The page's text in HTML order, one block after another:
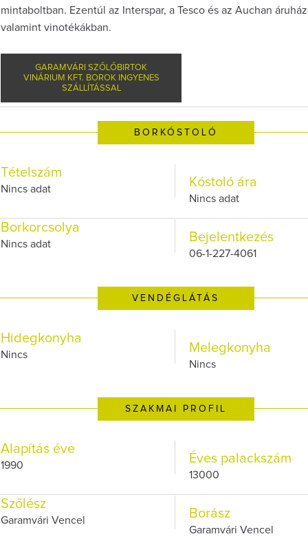
mintaboltban. Ezentúl az Interspar, a Tesco és az Auchan
valamint vinotékákban.
GARAMVÁRI SZŐLŐBIRTOK
VINÁRIUM KFT. BOROK INGYENES
SZÁLLÍTÁSSAL
BORKÓSTOLÓ
Tételszám
Nincs adat Kóstoló ára
Nincs adat
Borkorcsolya
Nincs adat Bejelentkezés
06-1-227-4061
VENDÉGLÁTÁS
Hidegkonyha
Nincs Melegkonyha
Nincs
SZAKMAI PROFIL
Alapítás éve
1990 Éves palackszám
13000
Szőlész
Garamvári Vencel Borász
Garamvári Vencel